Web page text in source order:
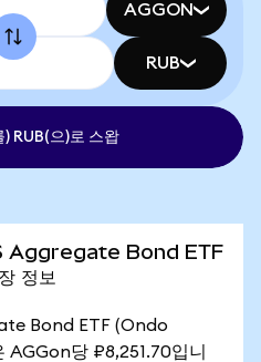
AGGON
RUB
RUB(으)로 스왑
Aggregate Bond ETF
정보
Bond ETF (Ondo
AGGon당 ₽8,251.70입니